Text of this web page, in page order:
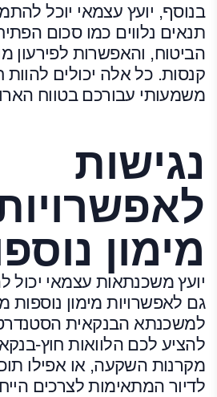
בנוסף, יועץ עצמאי יוכל
תנאים נלווים כמו סכום
הביטוח, והאפשרות לפירעון
קנסות. כל אלה יכולים להוות
משמעותי עבורכם בטווח
נגישות
מימון
יועץ משכנתאות עצמאי יכול
גם לאפשרויות מימון נוספות
למשכנתא הבנקאית
להציע לכם הלוואות חוץ-
מקרנות השקעה, או אפילו
לדיור המתאימות לצרכים